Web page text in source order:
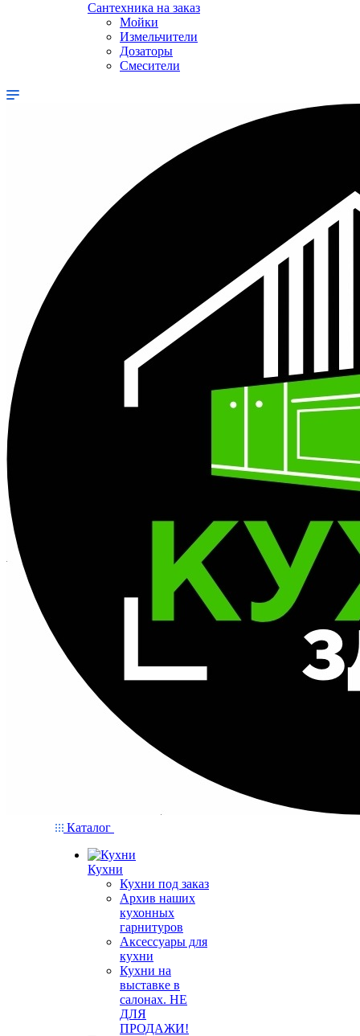
Сантехника на заказ
Мойки
Измельчители
Дозаторы
Смесители
Каталог
Кухни
Кухни под заказ
Архив наших
кухонных
гарнитуров
Аксессуары для
кухни
Кухни на
выставке в
салонах. НЕ
ДЛЯ
ПРОДАЖИ!